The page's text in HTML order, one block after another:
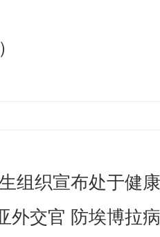
组织宣布处于健
外交官 防埃博拉